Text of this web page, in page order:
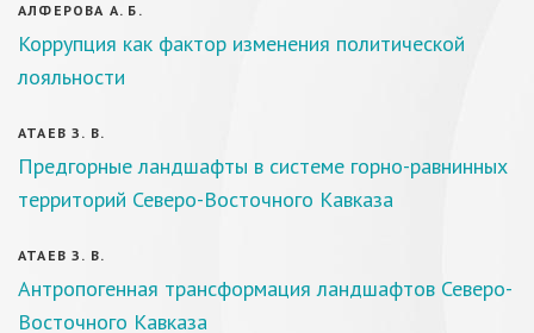
АЛФЕРОВА А. Б.
Коррупция как фактор изменения политической
лояльности
АТАЕВ З. В.
Предгорные ландшафты в системе горно-равнинных
территорий Северо-Восточного Кавказа
АТАЕВ З. В.
Антропогенная трансформация ландшафтов Северо-
Восточного Кавказа